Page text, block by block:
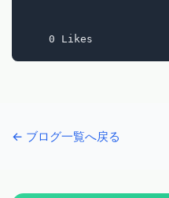
← ブログ一覧へ戻る